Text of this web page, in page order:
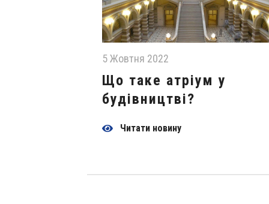
5 Жовтня 2022
Що таке атріум у
будівництві?
Читати новину